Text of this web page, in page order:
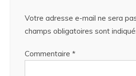
Votre adresse e-mail ne sera
champs obligatoires sont
Commentaire *